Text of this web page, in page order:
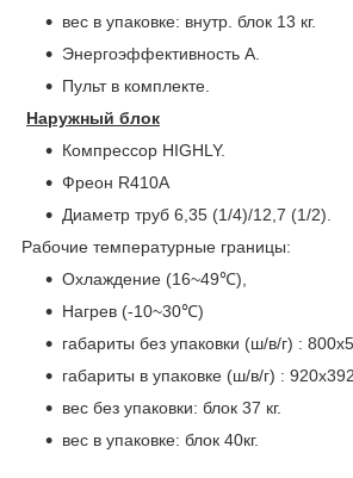
вес в упаковке: внутр. блок 13 кг.
Энергоэффективность А.
Пульт в комплекте.
Наружный блок
Компрессор HIGHLY.
Фреон R410A
Диаметр труб 6,35 (1/4)/12,7 (1/2).
Рабочие температурные границы:
Охлаждение (16~49℃),
Нагрев (-10~30℃)
габариты без упаковки (ш/в/г) :
габариты в упаковке (ш/в/г) :
вес без упаковки: блок 37 кг.
вес в упаковке: блок 40кг.